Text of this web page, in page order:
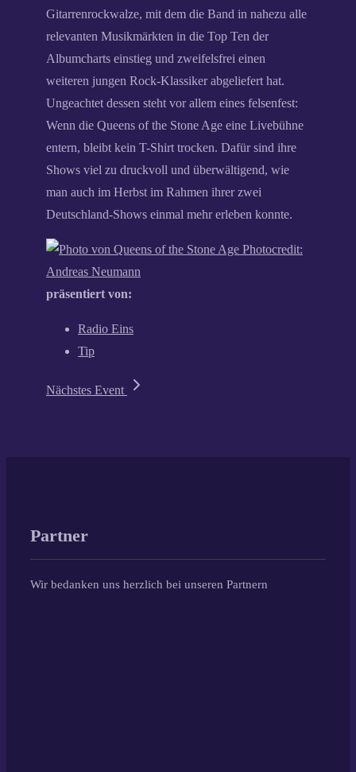
Gitarrenrockwalze, mit dem die Band in nahezu alle
relevanten Musikmärkten in die Top Ten der
Albumcharts einstieg und zweifelsfrei einen
weiteren jungen Rock-Klassiker abgeliefert hat.
Ungeachtet dessen steht vor allem eines felsenfest:
Wenn die Queens of the Stone Age eine Livebühne
entern, bleibt kein T-Shirt trocken. Dafür sind ihre
Shows viel zu druckvoll und überwältigend, wie
man auch im Herbst im Rahmen ihrer zwei
Deutschland-Shows einmal mehr erleben konnte.
Photocredit:
Andreas Neumann
präsentiert von:
Radio Eins
Tip
Nächstes Event
Partner
Wir bedanken uns herzlich bei unseren Partnern